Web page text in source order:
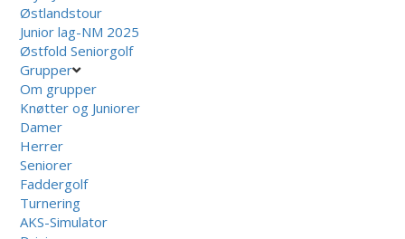
Østlandstour
Junior lag-NM 2025
Østfold Seniorgolf
Grupper
Om grupper
Knøtter og Juniorer
Damer
Herrer
Seniorer
Faddergolf
Turnering
AKS-Simulator